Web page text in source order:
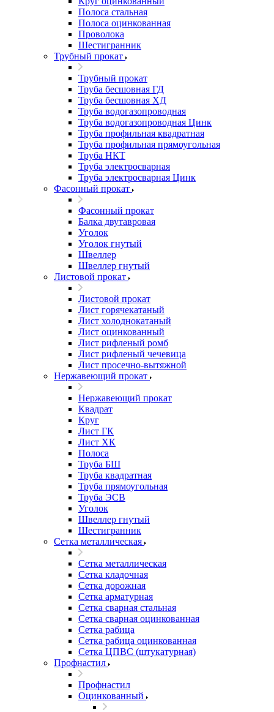
Полоса стальная
Полоса оцинкованная
Проволока
Шестигранник
Трубный прокат
Трубный прокат
Труба бесшовная ГД
Труба бесшовная ХД
Труба водогазопроводная
Труба водогазопроводная Цинк
Труба профильная квадратная
Труба профильная прямоугольная
Труба НКТ
Труба электросварная
Труба электросварная Цинк
Фасонный прокат
Фасонный прокат
Балка двутавровая
Уголок
Уголок гнутый
Швеллер
Швеллер гнутый
Листовой прокат
Листовой прокат
Лист горячекатаный
Лист холоднокатаный
Лист оцинкованный
Лист рифленый ромб
Лист рифленый чечевица
Лист просечно-вытяжной
Нержавеющий прокат
Нержавеющий прокат
Квадрат
Круг
Лист ГК
Лист ХК
Полоса
Труба БШ
Труба квадратная
Труба прямоугольная
Труба ЭСВ
Уголок
Швеллер гнутый
Шестигранник
Сетка металлическая
Сетка металлическая
Сетка кладочная
Сетка дорожная
Сетка арматурная
Сетка сварная стальная
Сетка сварная оцинкованная
Сетка рабица
Сетка рабица оцинкованная
Сетка ЦПВС (штукатурная)
Профнастил
Профнастил
Оцинкованный